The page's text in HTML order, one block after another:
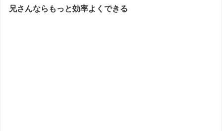
兄さんならもっと効率よくできる